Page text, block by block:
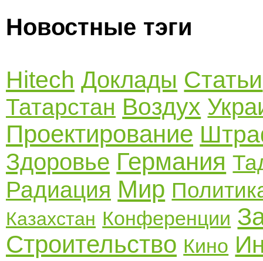
Новостные тэги
Hitech Доклады Статьи
Татарстан Воздух
Проектирование
Здоровье Германия
Радиация Мир
Казахстан Конференции
Строительство Кино